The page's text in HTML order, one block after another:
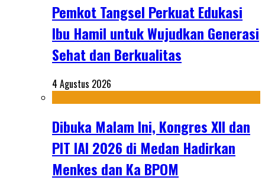
Pemkot Tangsel Perkuat Edukasi
Ibu Hamil untuk Wujudkan Generasi
Sehat dan Berkualitas
4 Agustus 2026
Dibuka Malam Ini, Kongres XII dan
PIT IAI 2026 di Medan Hadirkan
Menkes dan Ka BPOM